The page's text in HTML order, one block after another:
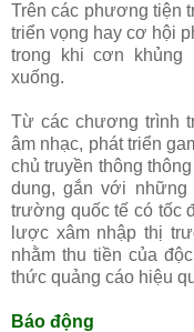
Trên các phương tiện
triển vọng hay cơ hội
trong khi cơn khủng
xuống.
Từ các chương trình
âm nhạc, phát triển
chủ truyền thông
dung, gắn với những
trường quốc tế có tốc
lược xâm nhập thị
nhằm thu tiền của
thức quảng cáo hiệu
Báo động